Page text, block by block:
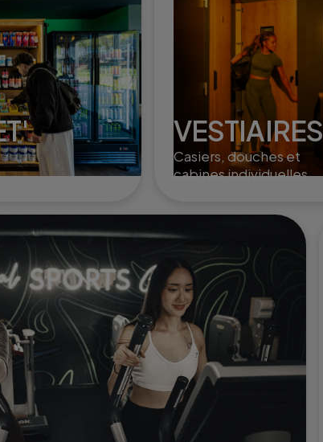
VESTIAIRES
Casiers, douches et
cabines individuelles